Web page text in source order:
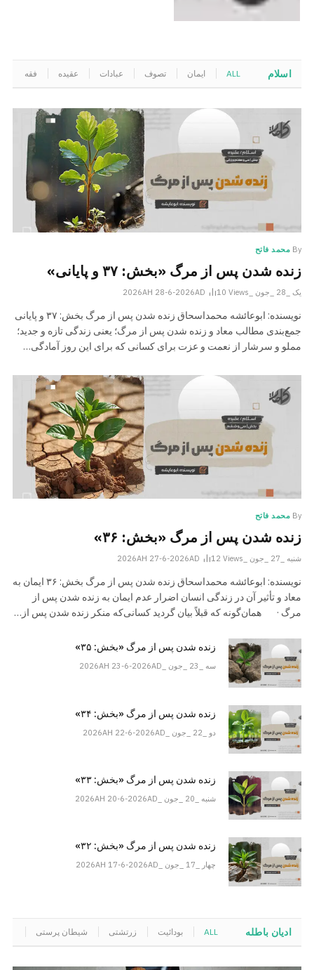
اسلام ALL ایمان تصوف عبادات عقیده فقه
By محمد فاتح
زنده شدن پس از مرگ «بخش: ۳۷ و پایانی»
یک _28 _جون _2026AH 28-6-2026AD 10 Views
نویسنده: ابوعائشه محمداسحاق زنده شدن پس از مرگ بخش: ۳۷ و پایانی
جمع‌بندی مطالب معاد و زنده شدن پس از مرگ؛ یعنی زندگی تازه و جدید؛
مملو و سرشار از نعمت و عزت برای کسانی که برای این روز آمادگی…
By محمد فاتح
زنده شدن پس از مرگ «بخش: ۳۶»
شنبه _27 _جون _2026AH 27-6-2026AD 12 Views
نویسنده: ابوعائشه محمداسحاق زنده شدن پس از مرگ بخش: ۳۶ ایمان به
معاد و تأثیر آن در زندگی انسان اضرار عدم ایمان به زنده شدن پس از
مرگ · همان‌گونه که قبلاً بیان گردید کسانی‌که منکر زنده شدن پس از…
زنده شدن پس از مرگ «بخش: ۳۵»
سه _23 _جون _2026AH 23-6-2026AD
زنده شدن پس از مرگ «بخش: ۳۴»
دو _22 _جون _2026AH 22-6-2026AD
زنده شدن پس از مرگ «بخش: ۳۳»
شنبه _20 _جون _2026AH 20-6-2026AD
زنده شدن پس از مرگ «بخش: ۳۲»
چهار _17 _جون _2026AH 17-6-2026AD
ادیان باطله ALL بودائیت زرتشتی شیطان پرستی